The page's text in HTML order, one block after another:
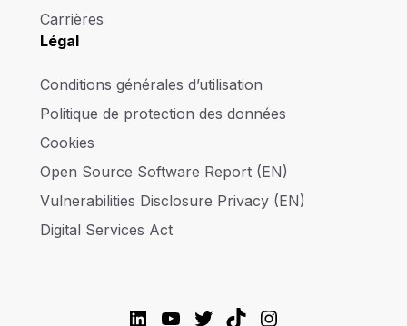
Carrières
Légal
Conditions générales d’utilisation
Politique de protection des données
Cookies
Open Source Software Report (EN)
Vulnerabilities Disclosure Privacy (EN)
Digital Services Act
LinkedIn
YouTube
Twitter
TikTokInstagram